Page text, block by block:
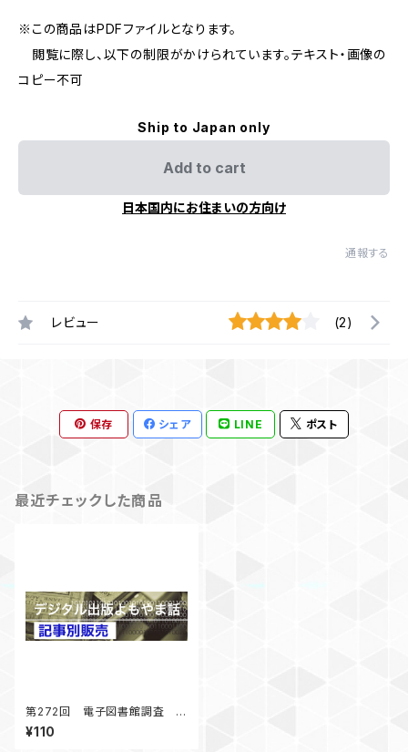
※この商品はPDFファイルとなります。
閲覧に際し、以下の制限がかけられています。テキスト・画像の
コピー不可
Ship to Japan only
Add to cart
日本国内にお住まいの方向け
通報する
レビュー (2)
保存 シェア LINE ポスト
最近チェックした商品
第272回 電子図書館調査 コ
ロナ禍以降の展開 「デジタル
出版よもやま話」 2025年4月
¥110